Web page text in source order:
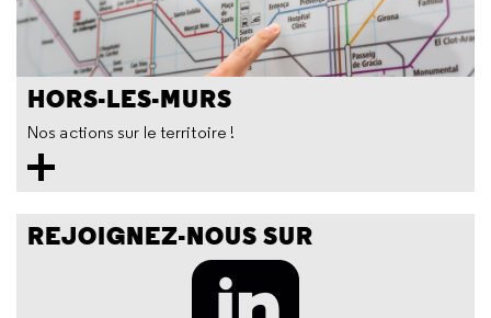
HORS-LES-MURS
Nos actions sur le territoire !
REJOIGNEZ-NOUS SUR